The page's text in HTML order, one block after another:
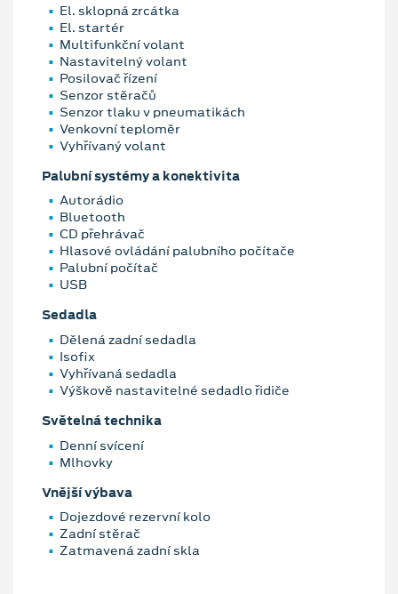
El. sklopná zrcátka
El. startér
Multifunkční volant
Nastavitelný volant
Posilovač řízení
Senzor stěračů
Senzor tlaku v pneumatikách
Venkovní teploměr
Vyhřívaný volant
Palubní systémy a konektivita
Autorádio
Bluetooth
CD přehrávač
Hlasové ovládání palubního počítače
Palubní počítač
USB
Sedadla
Dělená zadní sedadla
Isofix
Vyhřívaná sedadla
Výškově nastavitelné sedadlo řidiče
Světelná technika
Denní svícení
Mlhovky
Vnější výbava
Dojezdové rezervní kolo
Zadní stěrač
Zatmavená zadní skla